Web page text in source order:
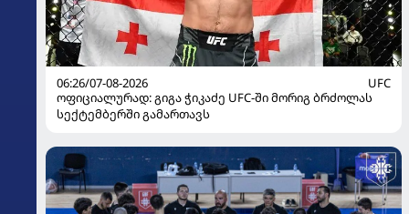
06:26/07-08-2026
UFC
ოფიციალურად: გიგა ჭიკაძე UFC-ში მორიგ ბრძოლას
სექტემბერში გამართავს